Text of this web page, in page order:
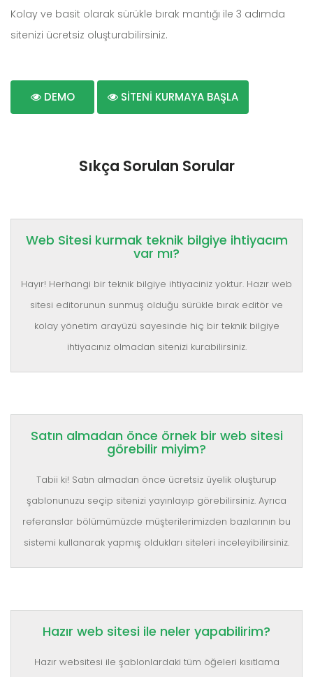
Kolay ve basit olarak sürükle bırak mantığı ile 3 adımda
sitenizi ücretsiz oluşturabilirsiniz.
DEMO SİTENİ KURMAYA BAŞLA
Sıkça Sorulan Sorular
Web Sitesi kurmak teknik bilgiye ihtiyacım
var mı?
Hayır! Herhangi bir teknik bilgiye ihtiyaciniz yoktur. Hazır web
sitesi editorunun sunmuş olduğu sürükle bırak editör ve
kolay yönetim arayüzü sayesinde hiç bir teknik bilgiye
ihtiyacınız olmadan sitenizi kurabilirsiniz.
Satın almadan önce örnek bir web sitesi
görebilir miyim?
Tabii ki! Satın almadan önce ücretsiz üyelik oluşturup
şablonunuzu seçip sitenizi yayınlayıp görebilirsiniz. Ayrıca
referanslar bölümümüzde müşterilerimizden bazılarının bu
sistemi kullanarak yapmış oldukları siteleri inceleyibilirsiniz.
Hazır web sitesi ile neler yapabilirim?
Hazır websitesi ile şablonlardaki tüm öğeleri kısıtlama